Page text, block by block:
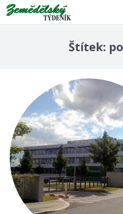
Kontakt
Štítek: